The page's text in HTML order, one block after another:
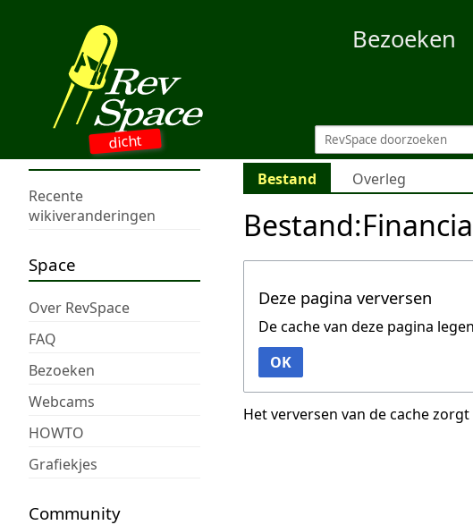
dicht
Bezoeken
Recente
wikiveranderingen
Space
Over RevSpace
FAQ
Bezoeken
Webcams
HOWTO
Grafiekjes
Community
Bestand Overleg
Deze pagina verversen
De cache van deze pagina
OK
Het verversen van de cache